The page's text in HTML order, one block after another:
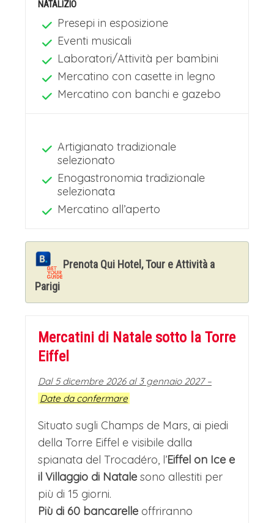
NATALIZIO
Presepi in esposizione
Eventi musicali
Laboratori/Attività per bambini
Mercatino con casette in legno
Mercatino con banchi e gazebo
Artigianato tradizionale
selezionato
Enogastronomia tradizionale
selezionata
Mercatino all’aperto
Prenota Qui Hotel, Tour e Attività a
Parigi
Mercatini di Natale sotto la Torre
Eiffel
Dal 5 dicembre 2026 al 3 gennaio 2027 –
Date da confermare
Situato sugli Champs de Mars, ai piedi
della Torre Eiffel e visibile dalla
spianata del Trocadéro, l’Eiffel on Ice e
il Villaggio di Natale sono allestiti per
più di 15 giorni.
Più di 60 bancarelle offriranno